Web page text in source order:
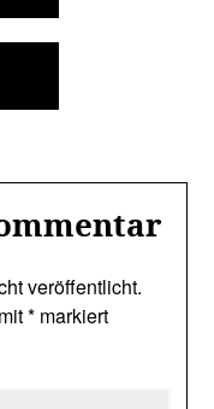
veröffentlicht.
*markiert